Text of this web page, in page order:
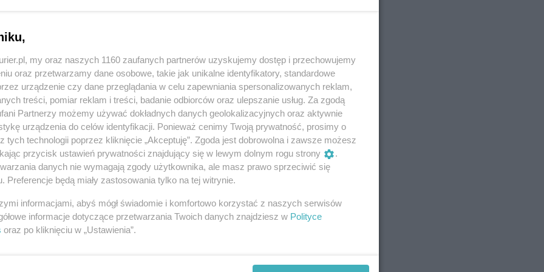
Targów Szczecińskich przy ul. Struga. Już
Wystawy Młodych Gołębi Rasowych,
na zwiedzających ma czekać
REKLAMA
parą. Nic w tym dziwnego, bo główni jej
Hodowców Gołębi Rasowych, Drobiu
impreza miała nie tylko wysoki poziom
okazją do obejrzenia niezwykłych okazów
gołębi rasowych, ponad 300 sztuk drobiu
Dodatkową atrakcją będzie pokaz ptaków
my oraz naszych 1160 zaufanych partnerów uzyskujemy dostęp i przechowujemy
oraz przetwarzamy dane osobowe, takie jak unikalne identyfikatory, standardowe
urządzenie czy dane przeglądania w celu zapewniania spersonalizowanych reklam,
treści, pomiar reklam i treści, badanie odbiorców oraz ulepszanie usług. Za zgodą
Partnerzy możemy używać dokładnych danych geolokalizacyjnych oraz aktywnie
urządzenia do celów identyfikacji. Ponieważ cenimy Twoją prywatność, prosimy o
tych technologii poprzez kliknięcie „Akceptuję”. Zgoda jest dobrowolna i zawsze możesz
przycisk ustawień prywatności znajdujący się w lewym dolnym rogu strony
.
danych nie wymagają zgody użytkownika, ale masz prawo sprzeciwić się
Preferencje będą miały zastosowania tylko na tej witrynie.
informacjami, abyś mógł świadomie i komfortowo korzystać z naszych serwisów
informacje dotyczące przetwarzania Twoich danych znajdziesz w Polityce
oraz po kliknięciu w „Ustawienia”.